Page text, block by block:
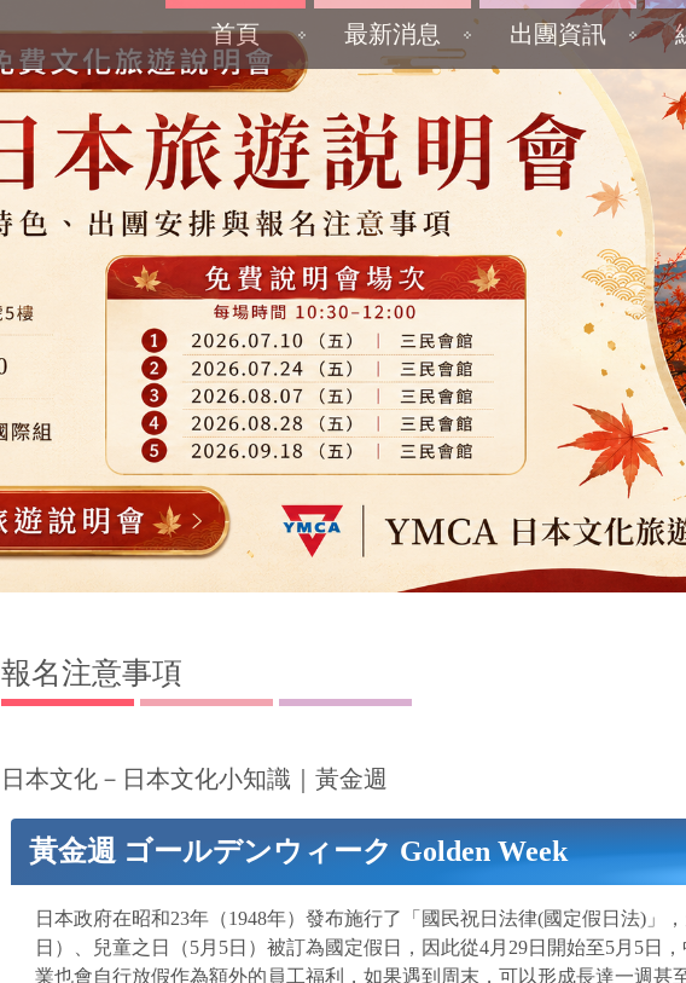
首頁 最新消息 出團資訊
報名注意事項
日本文化－日本文化小知識｜黃金週
黃金週 ゴールデンウィーク Golden Week
日本政府在昭和23年（1948年）發布施行了「國民祝日法律(國定假日法)」
日）、兒童之日（5月5日）被訂為國定假日，因此從4月29日開始至5月5日
業也會自行放假作為額外的員工福利，如果遇到周末，可以形成長達一週甚